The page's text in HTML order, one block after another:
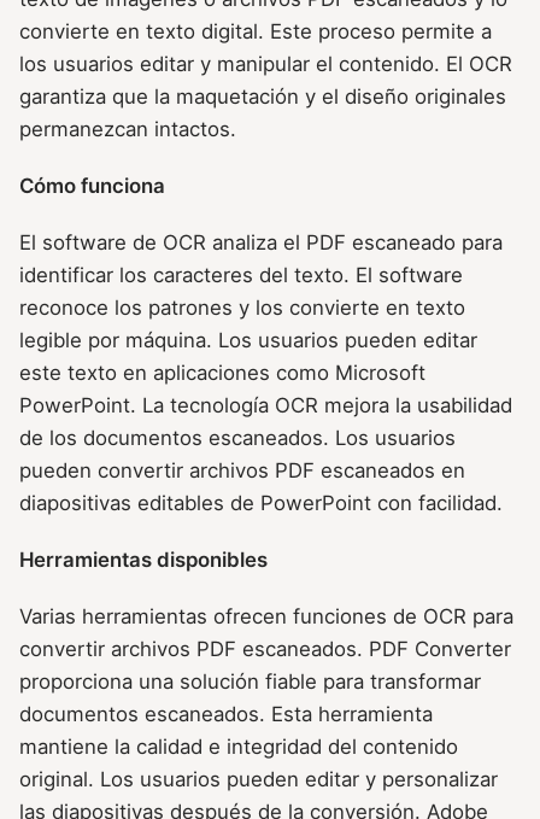
convierte en texto digital. Este proceso permite a
los usuarios editar y manipular el contenido. El OCR
garantiza que la maquetación y el diseño originales
permanezcan intactos.
Cómo funciona
El software de OCR analiza el PDF escaneado para
identificar los caracteres del texto. El software
reconoce los patrones y los convierte en texto
legible por máquina. Los usuarios pueden editar
este texto en aplicaciones como Microsoft
PowerPoint. La tecnología OCR mejora la usabilidad
de los documentos escaneados. Los usuarios
pueden convertir archivos PDF escaneados en
diapositivas editables de PowerPoint con facilidad.
Herramientas disponibles
Varias herramientas ofrecen funciones de OCR para
convertir archivos PDF escaneados. PDF Converter
proporciona una solución fiable para transformar
documentos escaneados. Esta herramienta
mantiene la calidad e integridad del contenido
original. Los usuarios pueden editar y personalizar
las diapositivas después de la conversión. Adobe